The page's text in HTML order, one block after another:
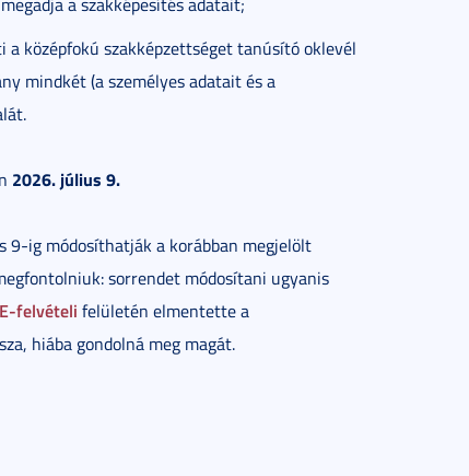
középfokú szakképzettséget tanúsító oklevél
mindkét (a személyes adatait és a
2026. július 9.
9-ig módosíthatják a korábban megjelölt
sorrendet módosítani ugyanis
E-felvételi felületén elmentette a
hiába gondolná meg magát.